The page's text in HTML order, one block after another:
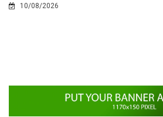
10/08/2026